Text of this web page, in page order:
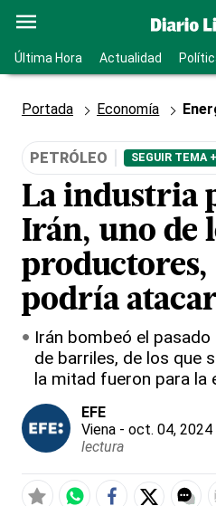
Última Hora Actualidad
Portada Economía
PETRÓLEO SEGUIR TEMA +
La industria
Irán, uno de
productores,
podría
Irán bombeó el
de barriles, de los que
la mitad fueron para la
EFE
Viena - oct. 04, 2024
lectura